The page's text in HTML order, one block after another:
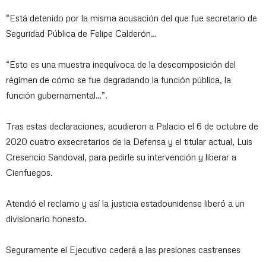
“Está detenido por la misma acusación del que fue secretario de
Seguridad Pública de Felipe Calderón…
“Esto es una muestra inequívoca de la descomposición del
régimen de cómo se fue degradando la función pública, la
función gubernamental…”.
Tras estas declaraciones, acudieron a Palacio el 6 de octubre de
2020 cuatro exsecretarios de la Defensa y el titular actual, Luis
Cresencio Sandoval, para pedirle su intervención y liberar a
Cienfuegos.
Atendió el reclamo y así la justicia estadounidense liberó a un
divisionario honesto.
Seguramente el Ejecutivo cederá a las presiones castrenses